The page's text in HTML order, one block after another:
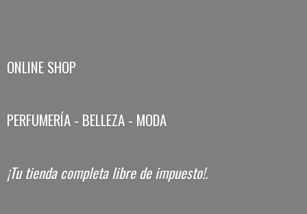
ONLINE SHOP
PERFUMERÍA - BELLEZA - MODA
¡Tu tienda completa librede impuesto!.